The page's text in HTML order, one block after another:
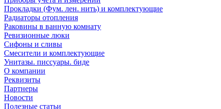
Прокладки (Фум. лен. нить) и комплектующие
Радиаторы отопления
Раковины в ванную комнату
Ревизионные люки
Сифоны и сливы
Смесители и комплектующие
Унитазы. писсуары. биде
О компании
Реквизиты
Партнеры
Новости
Полезные статьи